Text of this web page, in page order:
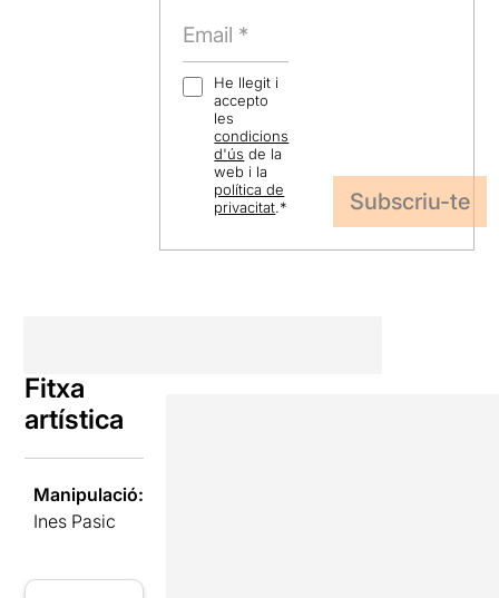
He llegit i
accepto
les
condicions
d'ús de la
web i la
política de
privacitat.*
Fitxa
artística
Manipulació:
Ines Pasic